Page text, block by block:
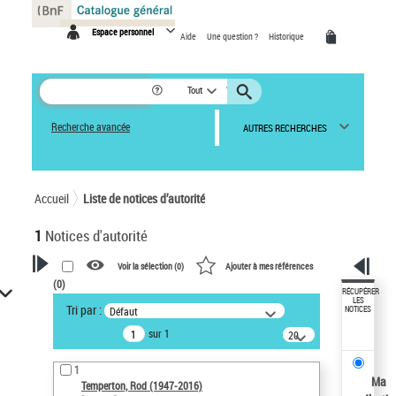
Espace personnel Aide Une question ? Historique
Tout
Recherche avancée AUTRES RECHERCHES
Accueil Liste de notices d’autorité
1 Notices d'autorité
VOTRE RECHERCHE
Recherche avancée dans les
notices d’autorité
Œuvres liées à l'auteur :
Temperton, Rod (1947-2016)
Voir la sélection (0) Ajouter à mes références
(0)
Tri par : Défaut
sur 1
20
résultats/page
1
Temperton, Rod (1947-2016)
RÉCUPÉRER
LES
NOTICES
Ma
Panneau de gestion des cookies